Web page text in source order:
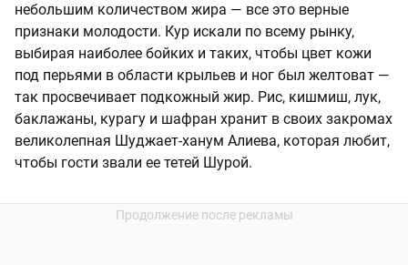
небольшим количеством жира — все это верные
признаки молодости. Кур искали по всему рынку,
выбирая наиболее бойких и таких, чтобы цвет кожи
под перьями в области крыльев и ног был желтоват —
так просвечивает подкожный жир. Рис, кишмиш, лук,
баклажаны, курагу и шафран хранит в своих закромах
великолепная Шуджает-ханум Алиева, которая любит,
чтобы гости звали ее тетей Шурой.